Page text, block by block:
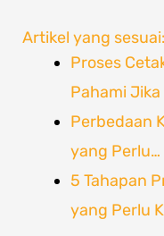
Artikel yang sesuai:
Proses
Pahami
Perbedaan
yang Perlu…
5 Tahapan
yang Perlu